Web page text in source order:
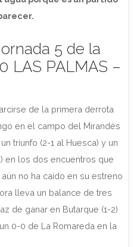
5 de la
LAS PALMAS –
de la primera derrota
en el campo del Mirandés
triunfo (2-1 al Huesca) y un
en los dos encuentros que
no ha caído en su estreno
lleva un balance de tres
de ganar en Butarque (1-2)
0-0 de La Romareda en la